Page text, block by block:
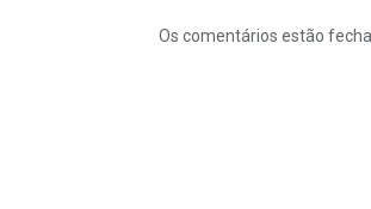
Os comentários estão